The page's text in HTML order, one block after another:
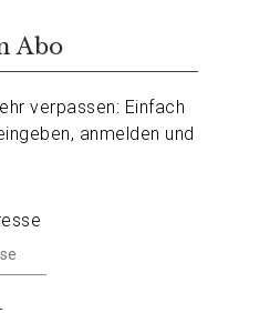
Abo
verpassen: Einfach
anmelden und